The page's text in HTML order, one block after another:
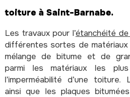
toiture à Saint-Barnabe.
Les travaux pour l’étanchéité
différentes sortes de matériaux
mélange de bitume et de
parmi les matériaux les
l’imperméabilité d’une
ainsi que les plaques